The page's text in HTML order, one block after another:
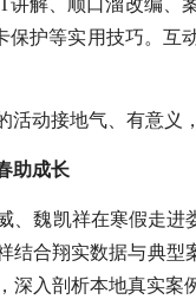
保护等实用技巧。
活动接地气、有意义
助成长
、魏凯祥在寒假走
结合翔实数据与典
深入剖析本地真实